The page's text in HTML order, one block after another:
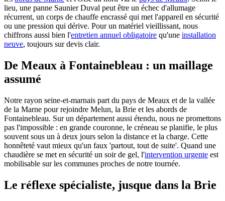
lieu, une panne Saunier Duval peut être un échec d'allumage
récurrent, un corps de chauffe encrassé qui met l'appareil en sécurité
ou une pression qui dérive. Pour un matériel vieillissant, nous
chiffrons aussi bien l'entretien annuel obligatoire qu'une installation
neuve, toujours sur devis clair.
De Meaux à Fontainebleau : un maillage
assumé
Notre rayon seine-et-marnais part du pays de Meaux et de la vallée
de la Marne pour rejoindre Melun, la Brie et les abords de
Fontainebleau. Sur un département aussi étendu, nous ne promettons
pas l'impossible : en grande couronne, le créneau se planifie, le plus
souvent sous un à deux jours selon la distance et la charge. Cette
honnêteté vaut mieux qu'un faux 'partout, tout de suite'. Quand une
chaudière se met en sécurité un soir de gel, l'intervention urgente est
mobilisable sur les communes proches de notre tournée.
Le réflexe spécialiste, jusque dans la Brie